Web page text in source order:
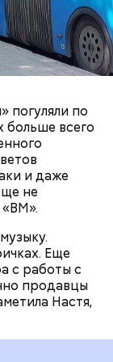
погуляли по
больше всего
и даже
не
Еще
с работы с
продавцы
Настя,
19 лет.
по контролю
в